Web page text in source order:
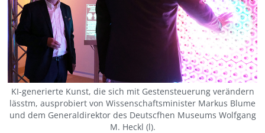
KI-generierte Kunst, die sich mit Gestensteuerung verändern
lässtm, ausprobiert von Wissenschaftsminister Markus Blume
und dem Generaldirektor des Deutscfhen Museums Wolfgang
M. Heckl (l).